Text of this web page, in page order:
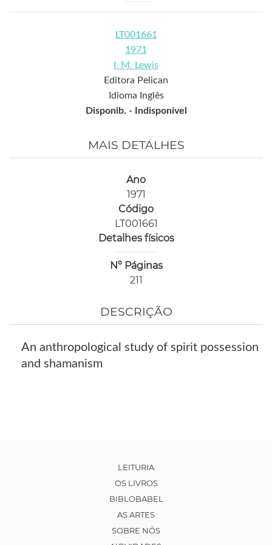
LT001661
1971
I. M. Lewis
Editora Pelican
Idioma Inglês
Disponib. -
Indisponível
MAIS DETALHES
Ano
1971
Código
LT001661
Detalhes físicos
Nº Páginas
211
DESCRIÇÃO
An anthropological study of spirit possession
and shamanism
LEITURIA
OS LIVROS
BIBLOBABEL
AS ARTES
SOBRE NÓS